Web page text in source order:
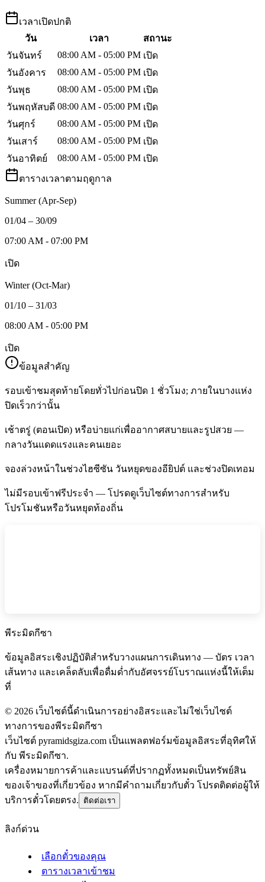
เวลาเปิดปกติ
วัน
เวลา
สถานะ
วันจันทร์
08:00 AM - 05:00 PM เปิด
วันอังคาร
08:00 AM - 05:00 PM เปิด
วันพุธ
08:00 AM - 05:00 PM เปิด
วันพฤหัสบดี 08:00 AM - 05:00 PM เปิด
วันศุกร์
08:00 AM - 05:00 PM เปิด
วันเสาร์
08:00 AM - 05:00 PM เปิด
วันอาทิตย์
08:00 AM - 05:00 PM เปิด
ตารางเวลาตามฤดูกาล
Summer (Apr-Sep)
01/04 – 30/09
07:00 AM - 07:00 PM
เปิด
Winter (Oct-Mar)
01/10 – 31/03
08:00 AM - 05:00 PM
เปิด
ข้อมูลสำคัญ
รอบเข้าชมสุดท้ายโดยทั่วไปก่อนปิด 1 ชั่วโมง; ภายในบางแห่ง
ปิดเร็วกว่านั้น
เช้าตรู่ (ตอนเปิด) หรือบ่ายแก่เพื่ออากาศสบายและรูปสวย —
กลางวันแดดแรงและคนเยอะ
จองล่วงหน้าในช่วงไฮซีซัน วันหยุดของอียิปต์ และช่วงปิดเทอม
ไม่มีรอบเข้าฟรีประจำ — โปรดดูเว็บไซต์ทางการสำหรับ
โปรโมชันหรือวันหยุดท้องถิ่น
พีระมิดกีซา
ข้อมูลอิสระเชิงปฏิบัติสำหรับวางแผนการเดินทาง — บัตร เวลา
เส้นทาง และเคล็ดลับเพื่อดื่มด่ำกับอัศจรรย์โบราณแห่งนี้ให้เต็ม
ที่
© 2026 เว็บไซต์นี้ดำเนินการอย่างอิสระและไม่ใช่เว็บไซต์
ทางการของพีระมิดกีซา
เว็บไซต์ pyramidsgiza.com เป็นแพลตฟอร์มข้อมูลอิสระที่อุทิศให้
กับ พีระมิดกีซา.
เครื่องหมายการค้าและแบรนด์ที่ปรากฏทั้งหมดเป็นทรัพย์สิน
ของเจ้าของที่เกี่ยวข้อง หากมีคำถามเกี่ยวกับตั๋ว โปรดติดต่อผู้ให้
บริการตั๋วโดยตรง.
ติดต่อเรา
ลิงก์ด่วน
เลือกตั๋วของคุณ
ตารางเวลาเข้าชม